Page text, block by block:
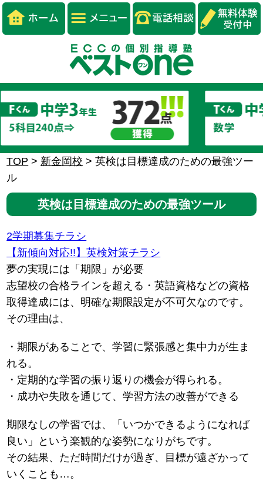
TOP > 新金岡校 >英検は目標達成のための最強ツー
ル
英検は目標達成のための最強ツール
2学期募集チラシ
【新傾向対応!!】英検対策チラシ
夢の実現には「期限」が必要
志望校の合格ラインを超える・英語資格などの資格
取得達成には、明確な期限設定が不可欠なのです。
その理由は、
・期限があることで、学習に緊張感と集中力が生ま
れる。
・定期的な学習の振り返りの機会が得られる。
・成功や失敗を通じて、学習方法の改善ができる
期限なしの学習では、「いつかできるようになれば
良い」という楽観的な姿勢になりがちです。
その結果、ただ時間だけが過ぎ、目標が遠ざかって
いくことも…。